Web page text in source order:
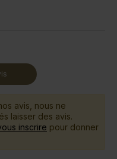
avis, nous ne
laisser des avis.
inscrire pour donner